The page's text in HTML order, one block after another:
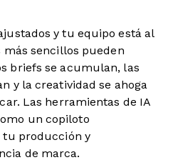
y tu equipo está al
sencillos pueden
briefs se acumulan, las
y la creatividad se ahoga
Las herramientas de IA
un copiloto
tu producción y
de marca.